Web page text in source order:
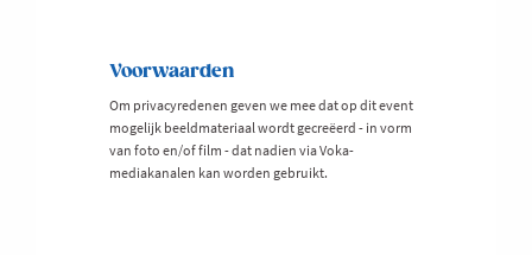
Voorwaarden
Om privacyredenen geven we mee dat op dit event
mogelijk beeldmateriaal wordt gecreëerd - in vorm
van foto en/of film - dat nadien via Voka-
mediakanalen kan worden gebruikt.